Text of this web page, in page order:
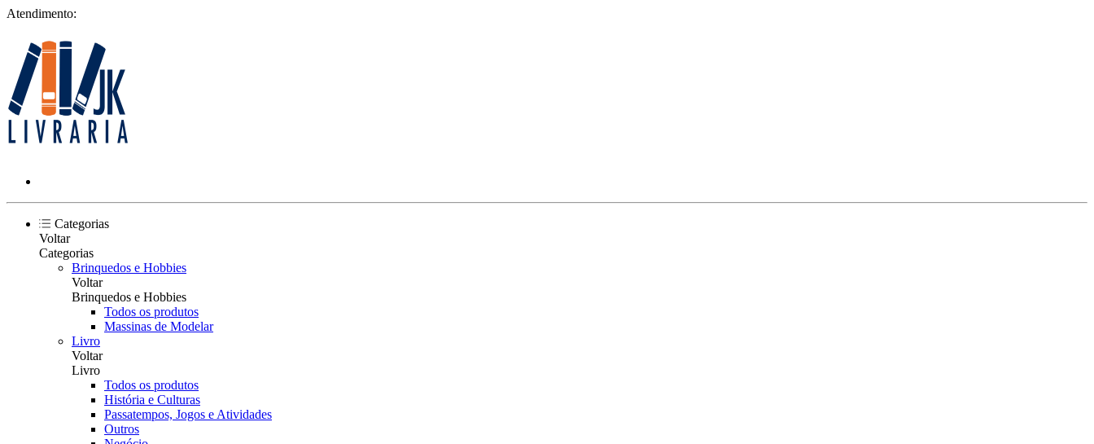
Atendimento:
Categorias
Voltar
Categorias
Brinquedos e Hobbies
Voltar
Brinquedos e Hobbies
Todos os produtos
Massinas de Modelar
Livro
Voltar
Livro
Todos os produtos
História e Culturas
Passatempos, Jogos e Atividades
Outros